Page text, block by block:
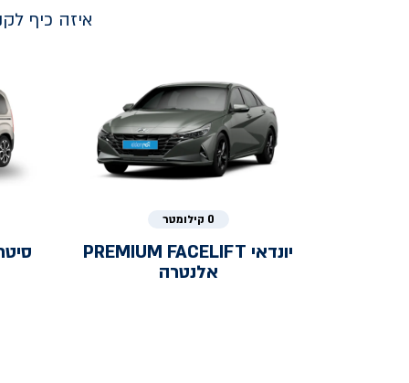
איזה כיף
0 קילומטר
יונדאי PREMIUM FACELIFT
אלנטרה